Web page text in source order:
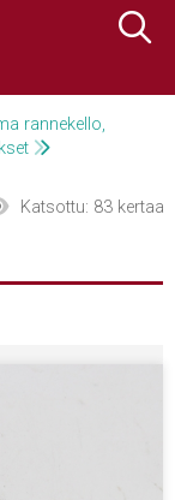
rannekello,
Katsottu: 83 kertaa